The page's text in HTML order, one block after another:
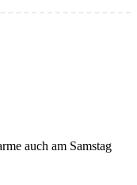
auch am Samstag